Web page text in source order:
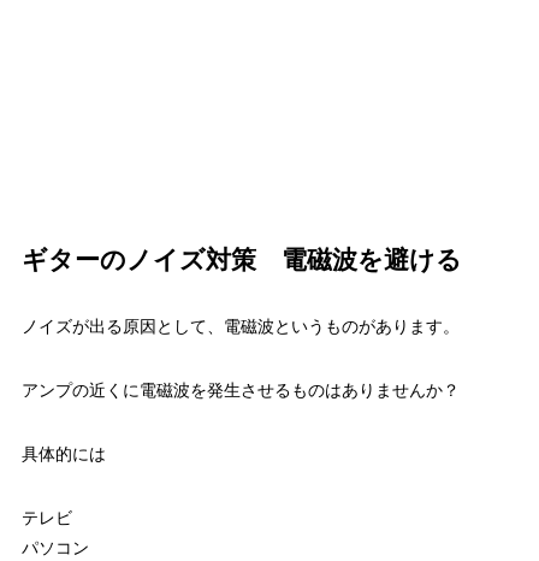
ギターのノイズ対策 電磁波を避ける
ノイズが出る原因として、電磁波というものがあります。
アンプの近くに電磁波を発生させるものはありませんか？
具体的には
テレビ
パソコン